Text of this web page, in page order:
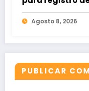
tribunais
Agosto 8, 2026
PUBLICAR